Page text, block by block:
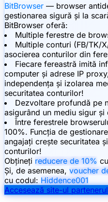
BitBrowser — browser
gestionarea sigură și la
BitBrowser oferă:
Multiple ferestre de
Multiple conturi (FB/TK/
asocierea conturilor din
Fiecare fereastră imită
computer și adrese IP
independența și izolarea
securitatea conturilor!
Dezvoltare profundă pe
asigurând un mediu sigur
Între ferestrele
100%. Funcția de
angajați crește securitatea
conturilor!
Obțineți reducere de 10%
Și, de asemenea, voucher
cu codul: Hiddence001
Accesează site-ul